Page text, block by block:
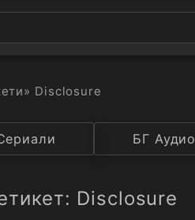
» Disclosure
БГ Аудио
Disclosure